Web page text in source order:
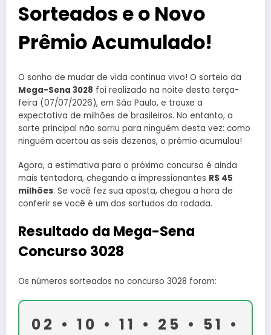
Sorteados e o Novo
Prêmio Acumulado!
O sonho de mudar de vida continua vivo! O sorteio da
Mega-Sena 3028 foi realizado na noite desta terça-
feira (07/07/2026), em São Paulo, e trouxe a
expectativa de milhões de brasileiros. No entanto, a
sorte principal não sorriu para ninguém desta vez: como
ninguém acertou as seis dezenas, o prêmio acumulou!
Agora, a estimativa para o próximo concurso é ainda
mais tentadora, chegando a impressionantes R$ 45
milhões. Se você fez sua aposta, chegou a hora de
conferir se você é um dos sortudos da rodada.
Resultado da Mega-Sena
Concurso 3028
Os números sorteados no concurso 3028 foram:
02 • 10 • 11 • 25 • 51 •